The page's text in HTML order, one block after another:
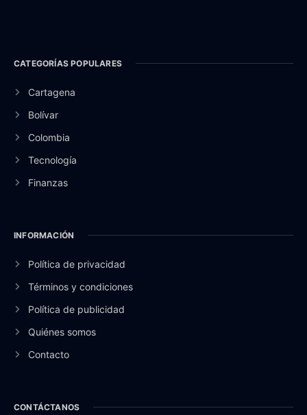
CATEGORÍAS POPULARES
Cartagena
Bolívar
Colombia
Tecnología
Finanzas
INFORMACIÓN
Política de privacidad
Términos y condiciones
Política de publicidad
Quiénes somos
Contacto
CONTÁCTANOS